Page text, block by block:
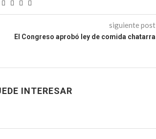
siguiente post
El Congreso aprobó ley de comida chatarra
INTERESAR